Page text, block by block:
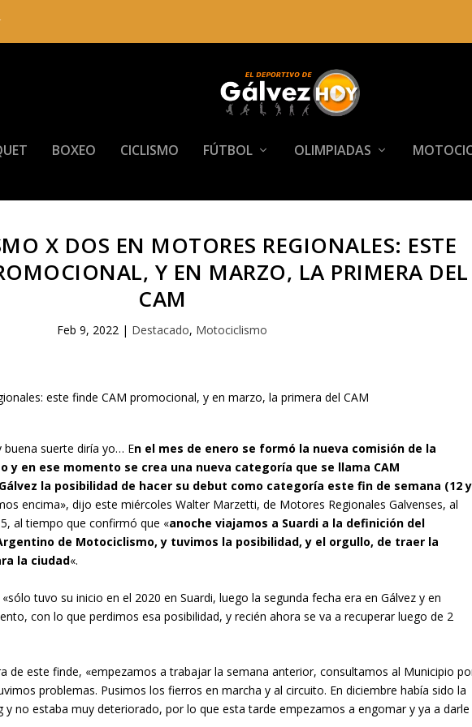
BOXEO CICLISMO FÚTBOL OLIMPIADAS
X DOS EN MOTORES REGIONALES: ESTE
Y EN MARZO, LA PRIMERA DEL
CAM
Feb 9, 2022 | Destacado, Motociclismo
buena suerte diría yo… En el mes de enero se formó la nueva comisión de la
y en ese momento se crea una nueva categoría que se llama CAM
la posibilidad de hacer su debut como categoría este fin de semana (12 y
encima», dijo este miércoles Walter Marzetti, de Motores Regionales Galvenses, al
al tiempo que confirmó que «anoche viajamos a Suardi a la definición del
de Motociclismo, y tuvimos la posibilidad, y el orgullo, de traer la
la ciudad«.
tuvo su inicio en el 2020 en Suardi, luego la segunda fecha era en Gálvez y en
con lo que perdimos esa posibilidad, y recién ahora se va a recuperar luego de 2
de este finde, «empezamos a trabajar la semana anterior, consultamos al Municipio
problemas. Pusimos los fierros en marcha y al circuito. En diciembre había sido la
y no estaba muy deteriorado, por lo que esta tarde empezamos a engomar y ya a darle